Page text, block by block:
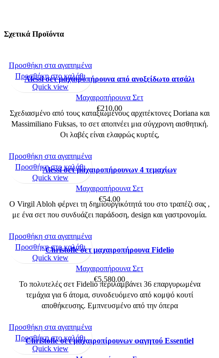
Σχετικά Προϊόντα
Alessi σετ μαχαιροπήρουνα από ανοξείδωτο ατσάλι
Μαχαιροπήρουνα Σετ
€210.00
Σχεδιασμένο από τους καταξιωμένους αρχιτέκτονες Doriana και
Massimiliano Fuksas, το σετ αποπνέει μια σύγχρονη αισθητική.
Οι λαβές είναι ελαφρώς κυρτές,
Προσθήκη στα αγαπημένα
Προσθήκη στο καλάθι
Quick view
Alessi σετ μαχαιροπήρουνων 4 τεμαχίων
Μαχαιροπήρουνα Σετ
€54.00
Ο Virgil Abloh φέρνει τη δημιουργικότητά του στο τραπέζι σας ,
με ένα σετ που συνδυάζει παράδοση, design και γαστρονομία.
Προσθήκη στα αγαπημένα
Προσθήκη στο καλάθι
Quick view
Christofle σετ μαχαιροπήρουνα Fidelio
Μαχαιροπήρουνα Σετ
€5,580.00
Το πολυτελές σετ Fidelio περιλαμβάνει 36 επαργυρωμένα
τεμάχια για 6 άτομα, συνοδευόμενο από κομψό κουτί
αποθήκευσης. Εμπνευσμένο από την όπερα
Προσθήκη στα αγαπημένα
Προσθήκη στο καλάθι
Quick view
Christofle σετ μαχαιροπίρουνων φαγητού Essentiel
Προσθήκη στα αγαπημένα
Προσθήκη στο καλάθι
Quick view